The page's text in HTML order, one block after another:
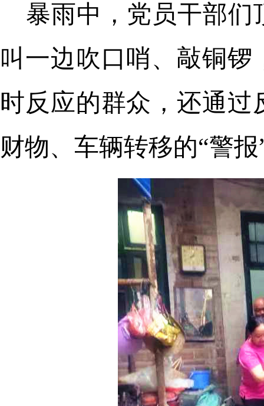
暴雨中，党员干部们
叫一边吹口哨、敲铜
时反应的群众，还通
财物、车辆转移的“警报